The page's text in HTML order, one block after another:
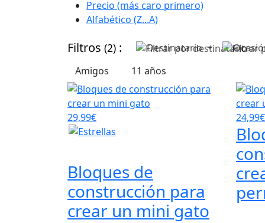
Precio (más caro primero)
Alfabético (Z...A)
Filtros (2) : Destinatario
Amigos
11 años
29,99€
Bloques de
construcción para
crear un mini gato
24,99€